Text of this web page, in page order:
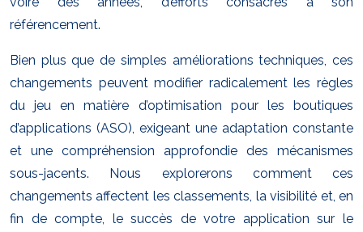
référencement.
Bien plus que de simples améliorations techniques, ces
changements peuvent modifier radicalement les règles
du jeu en matière d’optimisation pour les boutiques
d’applications (ASO), exigeant une adaptation constante
et une compréhension approfondie des mécanismes
sous-jacents. Nous explorerons comment ces
changements affectent les classements, la visibilité et, en
fin de compte, le succès de votre application sur le